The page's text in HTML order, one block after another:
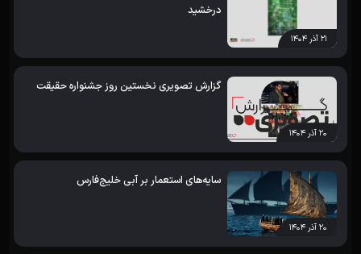
۲۱ آذر ۱۴۰۴
درخشید
۲۰ آذر ۱۴۰۴
گزارش تصویری نخستین روز جشنواره حقیقت
۲۰ آذر ۱۴۰۴
سایه‌های استعمار بر آبی خلیج‌فارس